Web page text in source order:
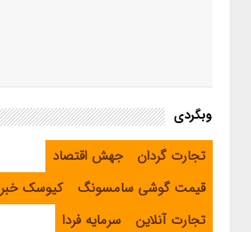
وبگردی
تجارت گردان
جهش اقتصاد
قیمت گوشی سامسونگ
کیوسک خبر
تجارت آنلاین
سرمایه فردا